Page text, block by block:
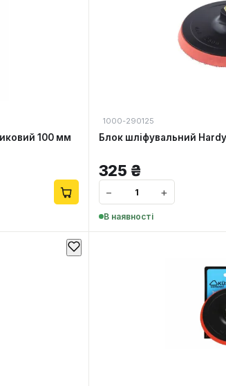
100 мм
1000-290125
Блок шліфувальний
325 ₴
− +
В наявності